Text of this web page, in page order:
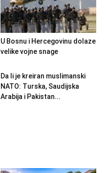
U Bosnu i Hercegovinu dolaze
velike vojne snage
Da li je kreiran muslimanski
NATO: Turska, Saudijska
Arabija i Pakistan...